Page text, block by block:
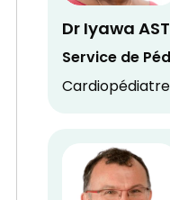
Dr Iyawa
Service de
Cardiopédiatre